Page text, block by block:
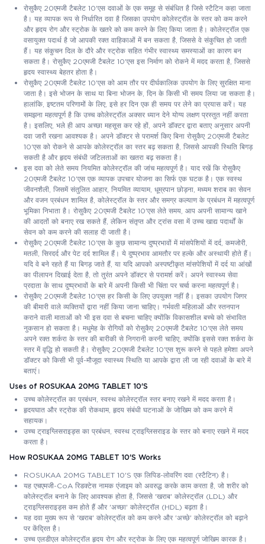
रोसुकैए 20एमजी टैबलेट 10'एस दवाओं के एक समूह से संबंधित है जिसे स्टैटिन कहा जाता
है। यह व्यापक रूप से निर्धारित दवा है जिसका उपयोग कोलेस्ट्रॉल के स्तर को कम करने
और हृदय रोग और स्ट्रोक के खतरे को कम करने के लिए किया जाता है। कोलेस्ट्रॉल एक
वसायुक्त पदार्थ है जो आपकी रक्त वाहिकाओं में बन सकता है, जिससे वे संकुचित हो जाती
हैं। यह संकुचन दिल के दौरे और स्ट्रोक सहित गंभीर स्वास्थ्य समस्याओं का कारण बन
सकता है। रोसुकैए 20एमजी टैबलेट 10'एस इस निर्माण को रोकने में मदद करता है, जिससे
हृदय स्वास्थ्य बेहतर होता है।
रोसुकैए 20एमजी टैबलेट 10'एस को आम तौर पर दीर्घकालिक उपयोग के लिए सुरक्षित माना
जाता है। इसे भोजन के साथ या बिना भोजन के, दिन के किसी भी समय लिया जा सकता है।
हालांकि, इष्टतम परिणामों के लिए, इसे हर दिन एक ही समय पर लेने का प्रयास करें। यह
समझना महत्वपूर्ण है कि उच्च कोलेस्ट्रॉल अक्सर ध्यान देने योग्य लक्षण प्रस्तुत नहीं करता
है। इसलिए, भले ही आप अच्छा महसूस कर रहे हों, अपने डॉक्टर द्वारा बताए अनुसार अपनी
दवा जारी रखना आवश्यक है। अपने डॉक्टर से परामर्श किए बिना रोसुकैए 20एमजी टैबलेट
10'एस को रोकने से आपके कोलेस्ट्रॉल का स्तर बढ़ सकता है, जिससे आपकी स्थिति बिगड़
सकती है और हृदय संबंधी जटिलताओं का खतरा बढ़ सकता है।
इस दवा को लेते समय नियमित कोलेस्ट्रॉल की जांच महत्वपूर्ण है। याद रखें कि रोसुकैए
20एमजी टैबलेट 10'एस एक व्यापक उपचार योजना का सिर्फ एक घटक है। एक स्वस्थ
जीवनशैली, जिसमें संतुलित आहार, नियमित व्यायाम, धूम्रपान छोड़ना, मध्यम शराब का सेवन
और वजन प्रबंधन शामिल है, कोलेस्ट्रॉल के स्तर और समग्र कल्याण के प्रबंधन में महत्वपूर्ण
भूमिका निभाता है। रोसुकैए 20एमजी टैबलेट 10'एस लेते समय, आप अपनी सामान्य खाने
की आदतों को बनाए रख सकते हैं, लेकिन संतृप्त और ट्रांस वसा में उच्च खाद्य पदार्थों के
सेवन को कम करने की सलाह दी जाती है।
रोसुकैए 20एमजी टैबलेट 10'एस के कुछ सामान्य दुष्प्रभावों में मांसपेशियों में दर्द, कमजोरी,
मतली, सिरदर्द और पेट दर्द शामिल हैं। ये दुष्प्रभाव आमतौर पर हल्के और अस्थायी होते हैं।
यदि वे बने रहते हैं या बिगड़ जाते हैं, या यदि आपको अस्पष्टीकृत मांसपेशियों में दर्द या आंखों
का पीलापन दिखाई देता है, तो तुरंत अपने डॉक्टर से परामर्श करें। अपने स्वास्थ्य सेवा
प्रदाता के साथ दुष्प्रभावों के बारे में अपनी किसी भी चिंता पर चर्चा करना महत्वपूर्ण है।
रोसुकैए 20एमजी टैबलेट 10'एस हर किसी के लिए उपयुक्त नहीं है। इसका उपयोग जिगर
की बीमारी वाले व्यक्तियों द्वारा नहीं किया जाना चाहिए। गर्भवती महिलाओं और स्तनपान
कराने वाली माताओं को भी इस दवा से बचना चाहिए क्योंकि विकासशील बच्चे को संभावित
नुकसान हो सकता है। मधुमेह के रोगियों को रोसुकैए 20एमजी टैबलेट 10'एस लेते समय
अपने रक्त शर्करा के स्तर की बारीकी से निगरानी करनी चाहिए, क्योंकि इससे रक्त शर्करा के
स्तर में वृद्धि हो सकती है। रोसुकैए 20एमजी टैबलेट 10'एस शुरू करने से पहले हमेशा अपने
डॉक्टर को किसी भी पूर्व-मौजूदा स्वास्थ्य स्थिति या आपके द्वारा ली जा रही दवाओं के बारे में
बताएं।
Uses of ROSUKAA 20MG TABLET 10'S
उच्च कोलेस्ट्रॉल का प्रबंधन, स्वस्थ कोलेस्ट्रॉल स्तर बनाए रखने में मदद करता है।
हृदयघात और स्ट्रोक की रोकथाम, हृदय संबंधी घटनाओं के जोखिम को कम करने में
सहायक।
उच्च ट्राइग्लिसराइड्स का प्रबंधन, स्वस्थ ट्राइग्लिसराइड के स्तर को बनाए रखने में मदद
करता है।
How ROSUKAA 20MG TABLET 10'S Works
ROSUKAA 20MG TABLET 10'S एक लिपिड-लोवरिंग दवा (स्टैटिन) है।
यह एचएमजी-CoA रिडक्टेस नामक एंजाइम को अवरुद्ध करके काम करता है, जो शरीर को
कोलेस्ट्रॉल बनाने के लिए आवश्यक होता है, जिससे 'खराब' कोलेस्ट्रॉल (LDL) और
ट्राइग्लिसराइड्स कम होते हैं और 'अच्छा' कोलेस्ट्रॉल (HDL) बढ़ता है।
यह दवा मुख्य रूप से 'खराब' कोलेस्ट्रॉल को कम करने और 'अच्छे' कोलेस्ट्रॉल को बढ़ाने
पर केंद्रित है।
उच्च एलडीएल कोलेस्ट्रॉल हृदय रोग और स्ट्रोक के लिए एक महत्वपूर्ण जोखिम कारक है।